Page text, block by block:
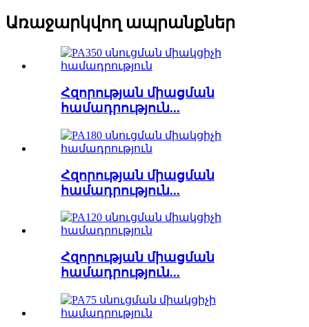
Առաջարկվող ապրանքներ
Հզորության միացման
համադրություն...
Հզորության միացման
համադրություն...
Հզորության միացման
համադրություն...